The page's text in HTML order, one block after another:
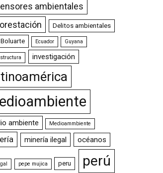
ambientales
Delitos ambientales
Ecuador Guyana
investigación
ambiente Medioammbiente
minería ilegal océanos
pepe mujica peru perú